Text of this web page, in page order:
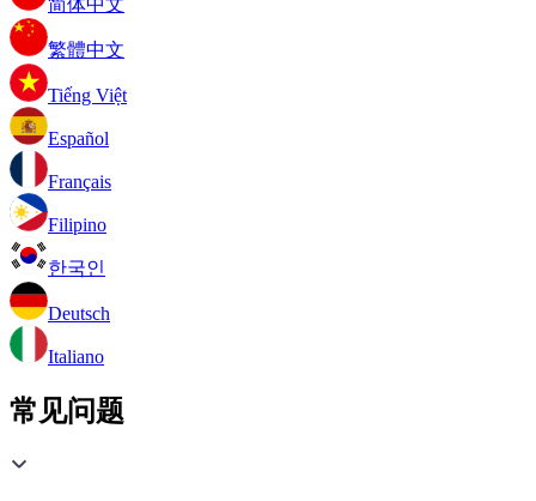
简体中文
繁體中文
Tiếng Việt
Español
Français
Filipino
한국인
Deutsch
Italiano
常见问题